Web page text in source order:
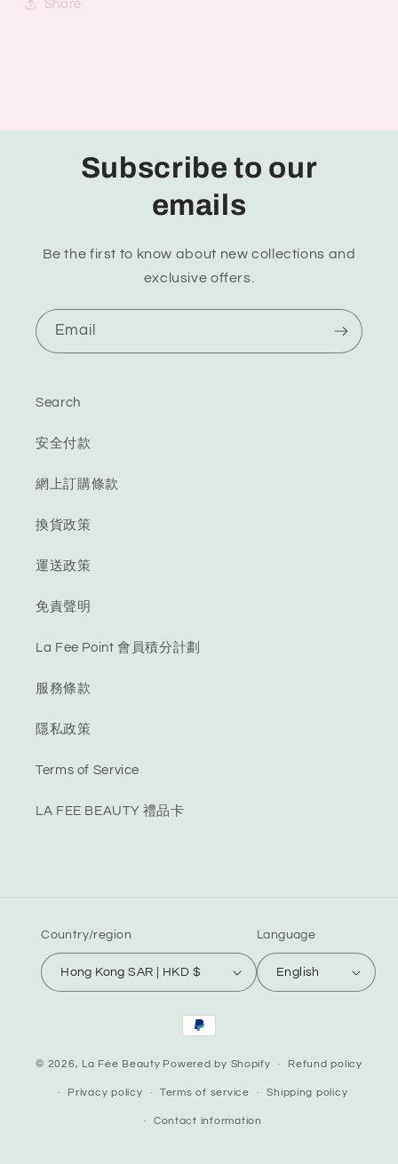
Share
Subscribe to our
emails
Be the first to know about new collections and
exclusive offers.
Email
Search
安全付款
網上訂購條款
換貨政策
運送政策
免責聲明
La Fee Point 會員積分計劃
服務條款
隱私政策
Terms of Service
LA FEE BEAUTY 禮品卡
Country/region
Hong Kong SAR | HKD $
Language
English
Payment
© 2026, La Fée Beauty Powered by Shopify Refund policy
Privacy policy Terms of service Shipping policy
Contact information